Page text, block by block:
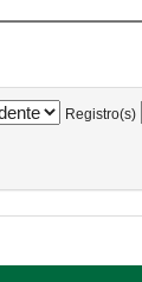
Registro(s)